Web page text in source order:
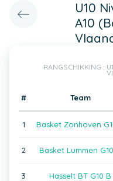
U10
A10
RANGSCHIKKING :
# Team
1 Basket Zonhoven
2 Basket Lummen
3 Hasselt BT G10 B